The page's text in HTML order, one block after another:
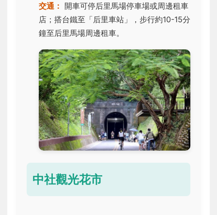
交通： 開車可停后里馬場停車場或周邊租車
店；搭台鐵至「后里車站」，步行約10-15分
鐘至后里馬場周邊租車。
中社觀光花市